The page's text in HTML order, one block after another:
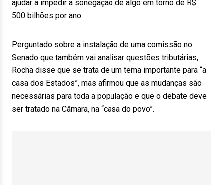
ajudar a impedir a sonegação de algo em torno de R$
500 bilhões por ano.
Perguntado sobre a instalação de uma comissão no
Senado que também vai analisar questões tributárias,
Rocha disse que se trata de um tema importante para “a
casa dos Estados”, mas afirmou que as mudanças são
necessárias para toda a população e que o debate deve
ser tratado na Câmara, na “casa do povo”.